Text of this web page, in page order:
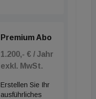
Premium Abo
1.200,- € / Jahr
exkl. MwSt.
Erstellen Sie Ihr
ausführliches